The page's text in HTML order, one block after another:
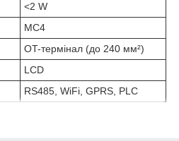
<2 W
MC4
OT-термінал (до 240 мм²)
LCD
RS485, WiFi, GPRS, PLC